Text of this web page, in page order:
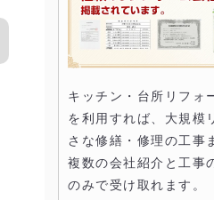
キッチン・台所リフォ
を利用すれば、大規模
さな修繕・修理の工事
複数の会社紹介と工事
のみで受け取れます。